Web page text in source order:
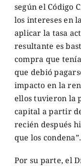
según el Código
los intereses en
aplicar la tasa
resultante es
compra que
que debió
impacto en la
ellos tuvieron la
capital a partir
recién después
que los condena”.
Por su parte, el